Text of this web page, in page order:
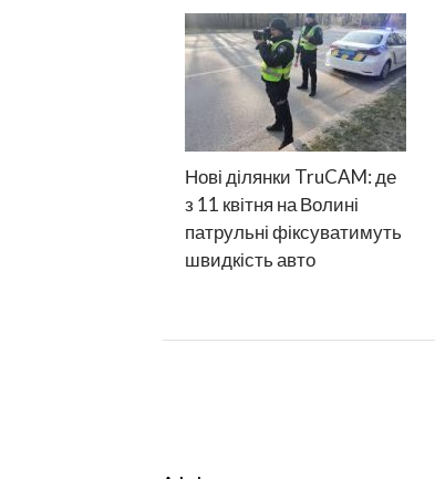
Нові ділянки TruCAM: де
з 11 квітня на Волині
патрульні фіксуватимуть
швидкість авто